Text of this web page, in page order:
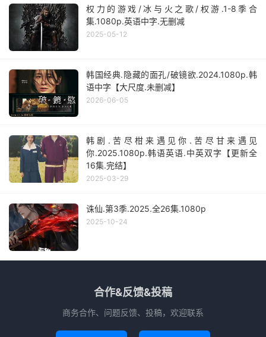
权力的游戏/冰与火之歌/权游.1-8季合
集.1080p.英语中字.无删减
2025-05-12
韩国经典.隐藏的面孔/破镜欲.2024.1080p.韩
语中字【大尺度.未删减】
2026-06-05
韩剧.苦尽柑来遇见你.苦尽甘来遇见
你.2025.1080p.韩语英语.中英双字【更新全
16集.完结】
2025-03-29
诛仙.第3季.2025.全26集.1080p
2025-10-24
合作&反馈&投稿
商务合作、问题反馈、投稿，欢迎联系